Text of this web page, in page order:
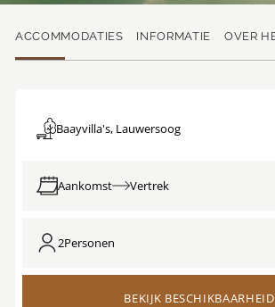
ACCOMMODATIES INFORMATIE OVER
Baayvilla's, Lauwersoog
Aankomst Vertrek
2Personen
BEKIJK BESCHIKBAARHEID